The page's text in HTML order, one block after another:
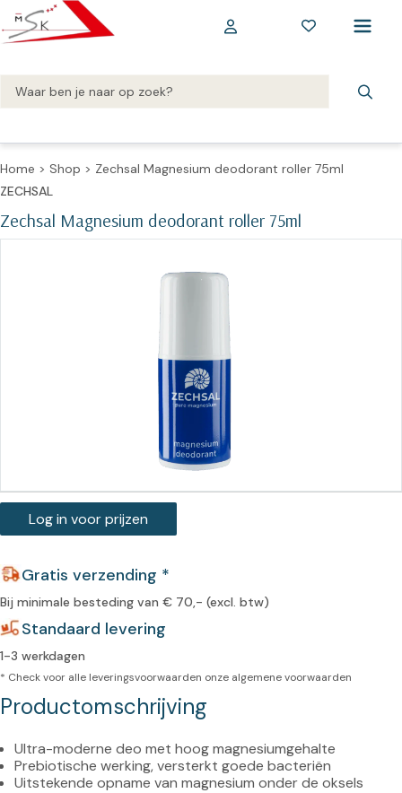
Home > Shop > Zechsal Magnesium deodorant roller 75ml
Zechsal Magnesium deodorant roller 75ml
ZECHSAL
Log in voor prijzen
Gratis verzending *
Bij minimale besteding van € 70,- (excl. btw)
Standaard levering
1-3 werkdagen
* Check voor alle leveringsvoorwaarden onze algemene voorwaarden
Productomschrijving
Ultra-moderne deo met hoog magnesiumgehalte
Prebiotische werking, versterkt goede bacteriën
Uitstekende opname van magnesium onder de oksels